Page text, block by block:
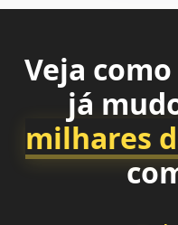
Veja
já
milhares